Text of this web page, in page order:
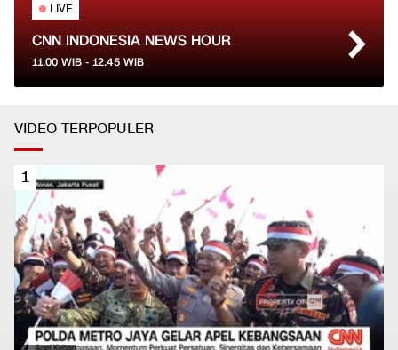
LIVE
CNN INDONESIA NEWS HOUR
11.00 WIB - 12.45 WIB
VIDEO TERPOPULER
1